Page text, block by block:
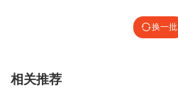
换一批
相关推荐